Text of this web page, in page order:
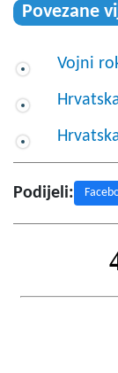
Povezane
Vojni
Podijeli: